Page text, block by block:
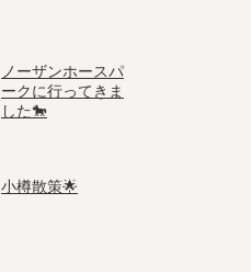
ノーザンホースパ
ークに行ってきま
した🐎
小樽散策🌟